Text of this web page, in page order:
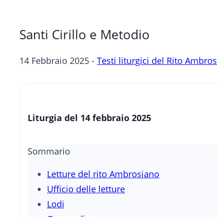
Santi Cirillo e Metodio
14 Febbraio 2025 - Testi liturgici del Rito
Liturgia del 14 febbraio 2025
Sommario
Letture del rito Ambrosiano
Ufficio delle letture
Lodi